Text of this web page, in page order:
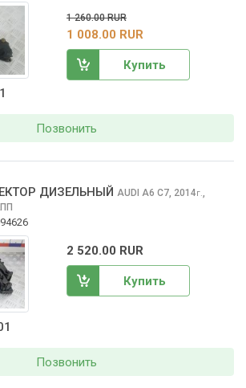
1 260.00 RUR
1 008.00 RUR
Купить
Позвонить
ДИЗЕЛЬНЫЙ AUDI A6 C7, 2014г.,
2 520.00 RUR
Купить
Позвонить